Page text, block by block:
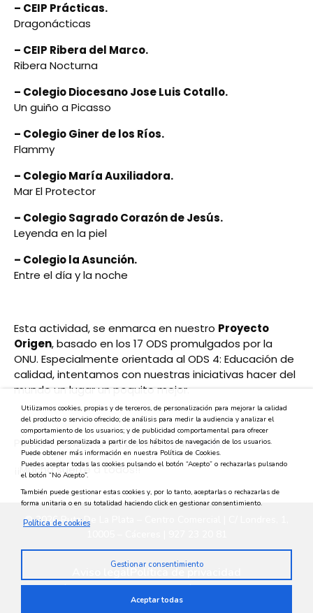
– CEIP Prácticas.
Dragonácticas
– CEIP Ribera del Marco.
Ribera Nocturna
– Colegio Diocesano Jose Luis Cotallo.
Un guiño a Picasso
– Colegio Giner de los Ríos.
Flammy
– Colegio María Auxiliadora.
Mar El Protector
– Colegio Sagrado Corazón de Jesús.
Leyenda en la piel
– Colegio la Asunción.
Entre el día y la noche
Esta actividad, se enmarca en nuestro Proyecto
Origen, basado en los 17 ODS promulgados por la
ONU. Especialmente orientada al ODS 4: Educación de
calidad, intentamos con nuestras iniciativas hacer del
mundo un lugar un poquito mejor.
Puedes consultar las Bases LegalesAquí.
¡¡Mucha suerte a todos!!
© 2026 Ruta De La Plata – Centro Comercial | C/ Londres, 1,
Política medioambientalPolítica de cookies
Privacidad en redes sociales
Utilizamos cookies, propias y de terceros, de personalización para mejorar la calidad
del producto o servicio ofrecido; de análisis para medir la audiencia y analizar el
comportamiento de los usuarios; y de publicidad comportamental para ofrecer
publicidad personalizada a partir de los hábitos de navegación de los usuarios.
Puede obtener más información en nuestra Política de Cookies.
Puedes aceptar todas las cookies pulsando el botón “Acepto” o rechazarlas pulsando
el botón “No Acepto”.
También puede gestionar estas cookies y, por lo tanto, aceptarlas o rechazarlas de
forma unitaria o en su totalidad haciendo click en gestionar consentimiento.
Política de cookies
Gestionar consentimiento
Aceptar todas